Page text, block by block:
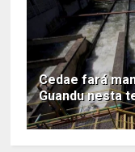
Cedae fará
Guandu nesta